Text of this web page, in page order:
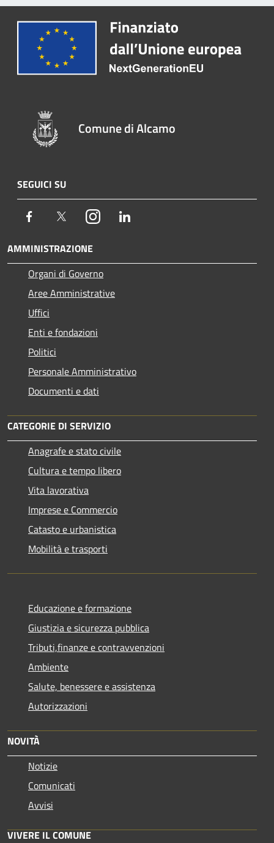
Comune di Alcamo
SEGUICI SU
Facebook TwitterInstagram
AMMINISTRAZIONE
Organi di Governo
Aree Amministrative
Uffici
Enti e fondazioni
Politici
Personale Amministrativo
Documenti e dati
CATEGORIE DI SERVIZIO
Anagrafe e stato civile
Cultura e tempo libero
Vita lavorativa
Imprese e Commercio
Catasto e urbanistica
Mobilità e trasporti
Educazione e formazione
Giustizia e sicurezza pubblica
Tributi,finanze e contravvenzioni
Ambiente
Salute, benessere e assistenza
Autorizzazioni
NOVITÀ
Notizie
Comunicati
Avvisi
VIVERE IL COMUNE